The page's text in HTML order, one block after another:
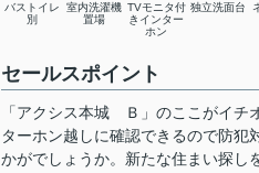
バストイレ
別
室内洗濯機
置場
TVモニタ付
きインター
ホン
独立洗面台
セールスポイント
「アクシス本城 Ｂ」のここがイチ
ターホン越しに確認できるので防
かがでしょうか。新たな住まい探し